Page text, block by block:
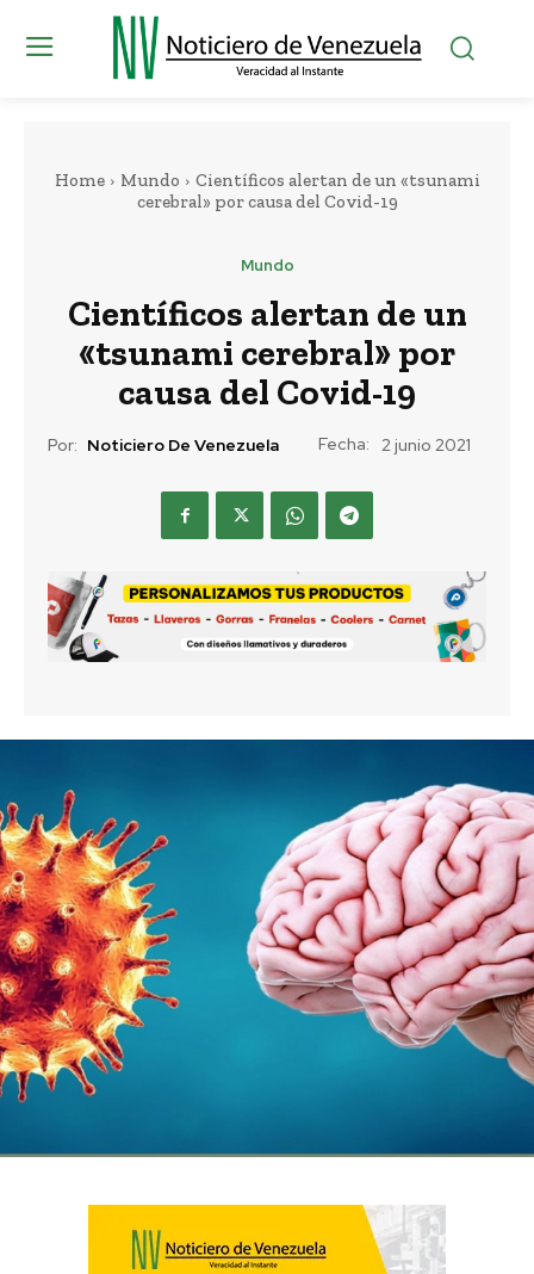
Home Mundo
Científicos alertan de un «tsunami
cerebral» por causa del Covid-19
Mundo
Científicos alertan de un
«tsunami cerebral» por
causa del Covid-19
Por: Noticiero De Venezuela Fecha: 2 junio 2021